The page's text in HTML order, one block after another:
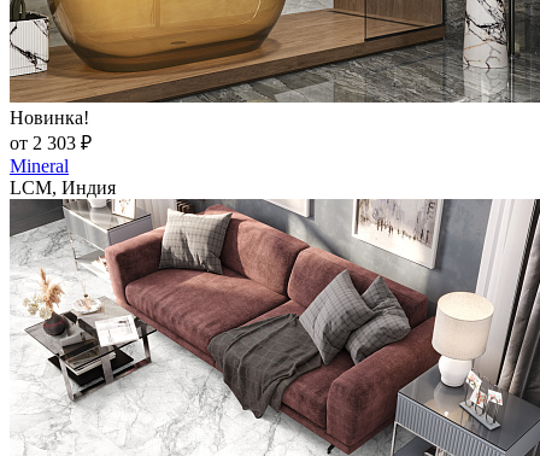
Новинка!
от 2 303 ₽
Mineral
LCM, Индия